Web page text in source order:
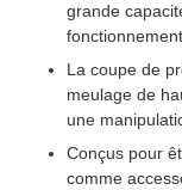
grande
La coupe de
meulage de
une
Conçus pour
comme